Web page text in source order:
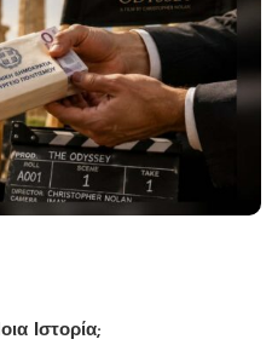
Ιστορία;